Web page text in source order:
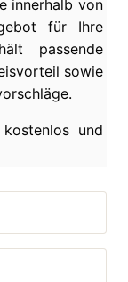
innerhalb von
für Ihre
passende
sowie
und